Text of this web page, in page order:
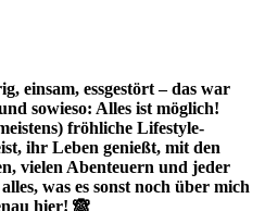
einsam, essgestört – das war
sowieso: Alles ist möglich!
fröhliche Lifestyle-
ihr Leben genießt, mit den
vielen Abenteuern und jeder
was es sonst noch über mich
hier! 🙈